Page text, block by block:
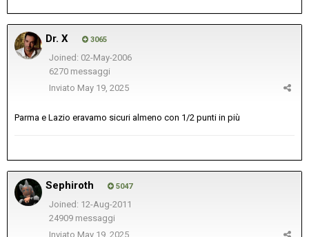
Dr. X 3065
Joined: 02-May-2006
6270 messaggi
Inviato May 19, 2025
Parma e Lazio eravamo sicuri almeno con 1/2 punti in più
Sephiroth 5047
Joined: 12-Aug-2011
24909 messaggi
Inviato May 19, 2025